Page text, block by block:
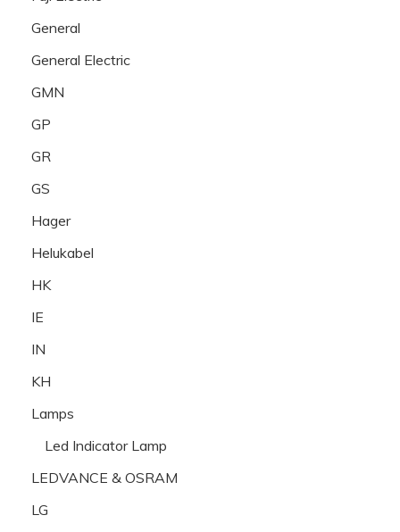
General
General Electric
GMN
GP
GR
GS
Hager
Helukabel
HK
IE
IN
KH
Lamps
Led Indicator Lamp
LEDVANCE & OSRAM
LG